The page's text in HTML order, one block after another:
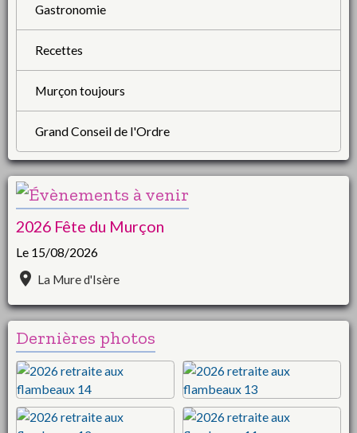
Gastronomie
Recettes
Murçon toujours
Grand Conseil de l'Ordre
2026 Fête du Murçon
Le 15/08/2026
La Mure d'Isère
Dernières photos